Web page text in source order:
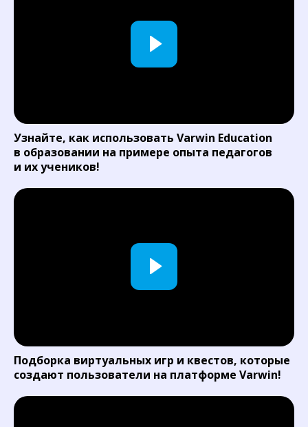
Узнайте, как использовать Varwin Education
в образовании на примере опыта педагогов
и их учеников!
Подборка виртуальных игр и квестов, которые
создают пользователи на платформе Varwin!